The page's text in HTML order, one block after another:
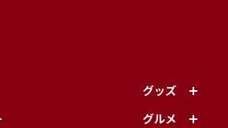
グッズ
グルメ